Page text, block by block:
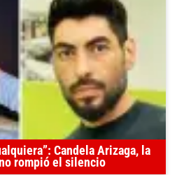
Candela Arizaga, la
rompió el silencio